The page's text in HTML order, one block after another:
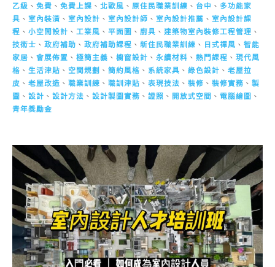
乙級 、 免費 、 免費上課 、 北歐風 、 原住民職業訓練 、 台中 、 多功能家
具 、 室內裝潢 、 室內設計 、 室內設計師 、 室內設計推薦 、 室內設計課
程 、 小空間設計 、 工業風 、 平面圖 、 廚具 、 建築物室內裝修工程管理 、
技術士 、 政府補助 、 政府補助課程 、 新住民職業訓練 、 日式禪風 、 智能
家居 、 會展佈置 、 極簡主義 、 櫥窗設計 、 永續材料 、 熱門課程 、 現代風
格 、 生活津貼 、 空間規劃 、 簡約風格 、 系統家具 、 綠色設計 、 老屋拉
皮 、 老屋改造 、 職業訓練 、 職訓津貼 、 表現技法 、 裝修 、 裝修實務 、 製
圖 、 設計 、 設計方法 、 設計製圖實務 、 證照 、 開放式空間 、 電腦繪圖 、
青年獎勵金